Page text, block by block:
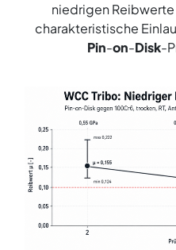
niedrigen
charakteristische
Pin-on-Disk-